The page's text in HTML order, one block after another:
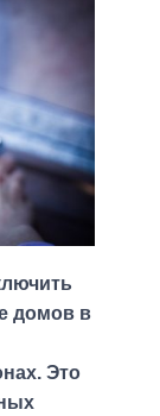
домов в
Это